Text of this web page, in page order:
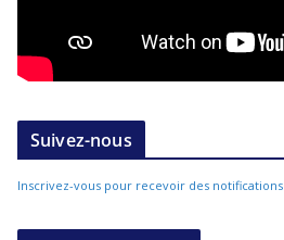
Suivez-nous
Inscrivez-vous pour recevoir des notifications